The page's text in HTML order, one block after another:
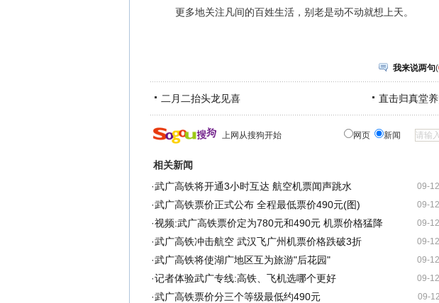
更多地关注凡间的百姓生活，别老是动不动就想上天。
我来说两句(
二月二抬头龙见喜 直击归真堂
上网从搜狗开始 网页 新闻
相关新闻
09-
·武广高铁将开通3小时互达 航空机票闻声跳水
09-
·武广高铁票价正式公布 全程最低票价490元(图)
09-
·视频:武广高铁票价定为780元和490元 机票价格猛降
09-
·武广高铁冲击航空 武汉飞广州机票价格跌破3折
09-
·武广高铁将使湖广地区互为旅游"后花园"
09-
·记者体验武广专线:高铁、飞机选哪个更好
09-
·武广高铁票价分三个等级最低约490元